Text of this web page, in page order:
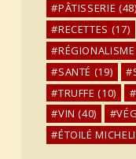
PÂTISSERIE (48)
RECETTES (17)
RÉGIONALISME
SANTÉ (19)
TRUFFE (10)
VIN (40)
ÉTOILÉ